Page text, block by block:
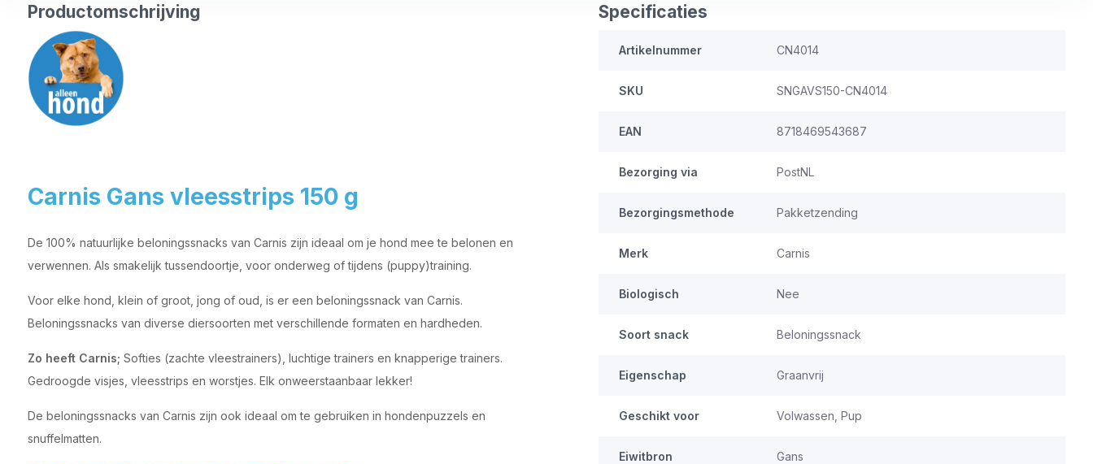
Productomschrijving
Carnis Gans vleesstrips 150 g
De 100% natuurlijke beloningssnacks van Carnis zijn ideaal om je hond mee te belonen en
verwennen. Als smakelijk tussendoortje, voor onderweg of tijdens (puppy)training.
Voor elke hond, klein of groot, jong of oud, is er een beloningssnack van Carnis.
Beloningssnacks van diverse diersoorten met verschillende formaten en hardheden.
Zo heeft Carnis; Softies (zachte vleestrainers), luchtige trainers en knapperige trainers.
Gedroogde visjes, vleesstrips en worstjes. Elk onweerstaanbaar lekker!
De beloningssnacks van Carnis zijn ook ideaal om te gebruiken in hondenpuzzels en
snuffelmatten.
Specificaties
Artikelnummer CN4014
SKU SNGAVS150-CN4014
EAN 8718469543687
Bezorging via PostNL
Bezorgingsmethode Pakketzending
Merk Carnis
Biologisch Nee
Soort snack Beloningssnack
Eigenschap Graanvrij
Geschikt voor Volwassen, Pup
Eiwitbron Gans